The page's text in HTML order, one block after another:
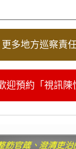
更多地方巡察責
迎預約「視訊陳